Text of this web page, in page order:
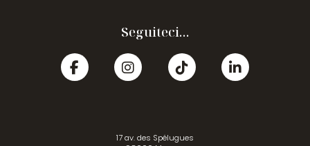
Seguiteci...
17 av. des Spélugues